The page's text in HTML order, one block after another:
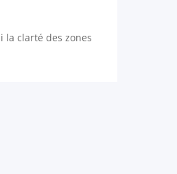
la clarté des zones